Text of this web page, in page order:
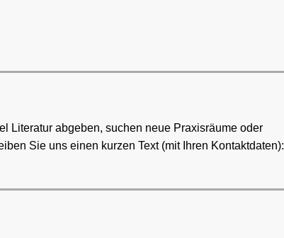
Literatur abgeben, suchen neue Praxisräume oder
Sie uns einen kurzen Text (mit Ihren Kontaktdaten):